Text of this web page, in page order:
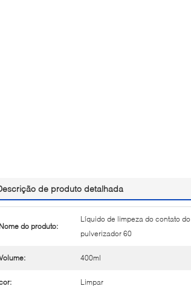
de produto detalhada
do produto:
Líquido de limpeza do contato do
pulverizador 60
400ml
Limpar